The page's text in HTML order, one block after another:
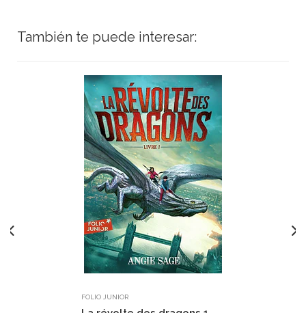
También te puede interesar:
FOLIO JUNIOR